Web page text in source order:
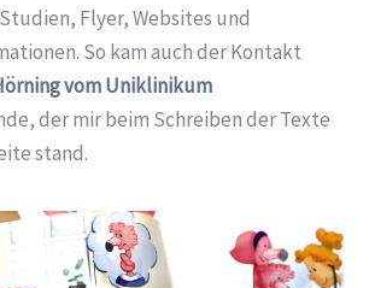
Flyer, Websites und
So kam auch der Kontakt
vom Uniklinikum
der mir beim Schreiben der Texte
stand.